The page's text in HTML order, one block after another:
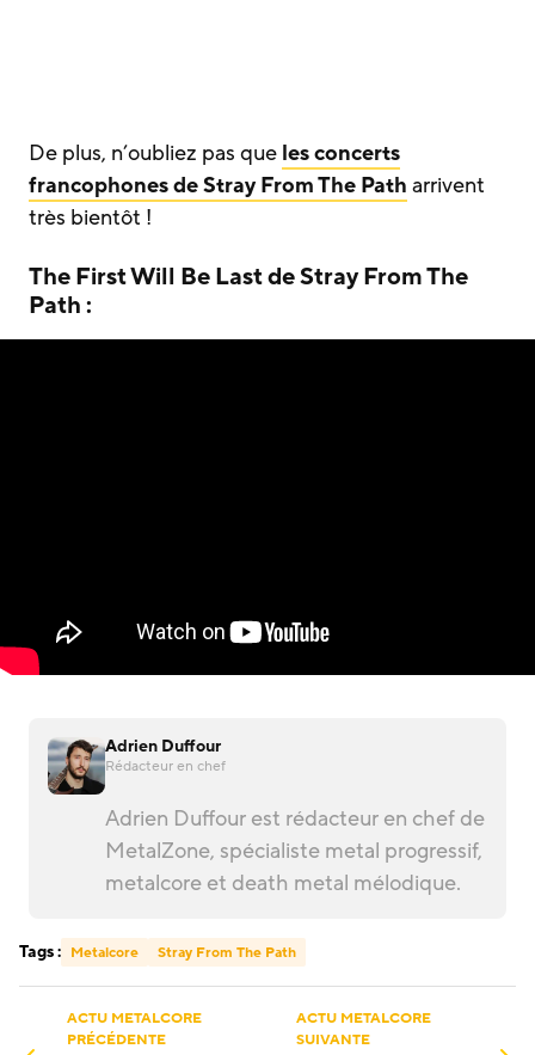
De plus, n’oubliez pas que les concerts
francophones de Stray From The Path arrivent
très bientôt !
The First Will Be Last de Stray From The
Path :
Adrien Duffour
Rédacteur en chef
Adrien Duffour est rédacteur en chef de
MetalZone, spécialiste metal progressif,
metalcore et death metal mélodique.
Tags : Metalcore Stray From The Path
ACTU METALCORE
PRÉCÉDENTE
ACTU METALCORE
SUIVANTE